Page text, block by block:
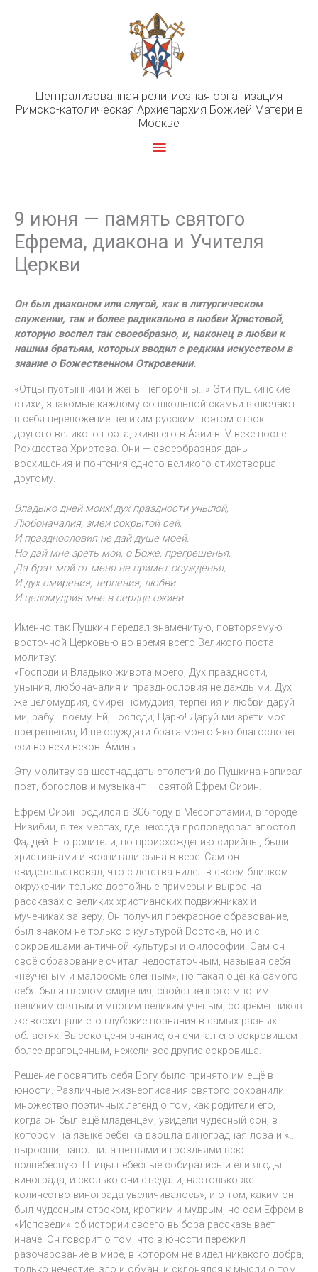
Централизованная религиозная организация
Римско-католическая Архиепархия Божией Матери в
Москве
Главное
9 июня — память святого
Ефрема, диакона и Учителя
Церкви
Он был диаконом или слугой, как в литургическом
служении, так и более радикально в любви Христовой,
которую воспел так своеобразно, и, наконец в любви к
нашим братьям, которых вводил с редким искусством в
знание о Божественном Откровении.
«Отцы пустынники и жены непорочны…» Эти пушкинские
стихи, знакомые каждому со школьной скамьи включают
в себя переложение великим русским поэтом строк
другого великого поэта, жившего в Азии в IV веке после
Рождества Христова. Они — своеобразная дань
восхищения и почтения одного великого стихотворца
другому.
Владыко дней моих! дух праздности унылой,
Любоначалия, змеи сокрытой сей,
И празднословия не дай душе моей.
Но дай мне зреть мои, о Боже, прегрешенья,
Да брат мой от меня не примет осужденья,
И дух смирения, терпения, любви
И целомудрия мне в сердце оживи.
Именно так Пушкин передал знаменитую, повторяемую
восточной Церковью во время всего Великого поста
молитву:
«Господи и Владыко живота моего, Дух праздности,
уныния, любоначалия и празднословия не даждь ми. Дух
же целомудрия, смиренномудрия, терпения и любви даруй
ми, рабу Твоему. Ей, Господи, Царю! Даруй ми зрети моя
прегрешения, И не осуждати брата моего Яко благословен
еси во веки веков. Аминь.
Эту молитву за шестнадцать столетий до Пушкина написал
поэт, богослов и музыкант – святой Ефрем Сирин.
Ефрем Сирин родился в 306 году в Месопотамии, в городе
Низибии, в тех местах, где некогда проповедовал апостол
Фаддей. Его родители, по происхождению сирийцы, были
христианами и воспитали сына в вере. Сам он
свидетельствовал, что с детства видел в своём близком
окружении только достойные примеры и вырос на
рассказах о великих христианских подвижниках и
мучениках за веру. Он получил прекрасное образование,
был знаком не только с культурой Востока, но и с
сокровищами античной культуры и философии. Сам он
своё образование считал недостаточным, называя себя
«неучёным и малоосмысленным», но такая оценка самого
себя была плодом смирения, свойственного многим
великим святым и многим великим учёным, современников
же восхищали его глубокие познания в самых разных
областях. Высоко ценя знание, он считал его сокровищем
более драгоценным, нежели все другие сокровища.
Решение посвятить себя Богу было принято им ещё в
юности. Различные жизнеописания святого сохранили
множество поэтичных легенд о том, как родители его,
когда он был ещё младенцем, увидели чудесный сон, в
котором на языке ребёнка взошла виноградная лоза и «…
выросши, наполнила ветвями и гроздьями всю
поднебесную. Птицы небесные собирались и ели ягоды
винограда, и сколько они съедали, настолько же
количество винограда увеличивалось», и о том, каким он
был чудесным отроком, кротким и мудрым, но сам Ефрем в
«Исповеди» об истории своего выбора рассказывает
иначе. Он говорит о том, что в юности пережил
разочарование в мире, в котором не видел никакого добра,